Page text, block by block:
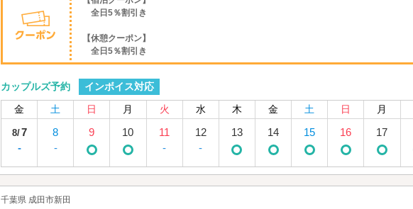
全日5％割引き
【休憩クーポン】
全日5％割引き
カップルズ予約
インボイス対応
金
土 日 月 火 水 木 金 土 日 月
8/7
-
8
-
9 10
11
-
12
-
13 14 15 16 17
千葉県 成田市新田